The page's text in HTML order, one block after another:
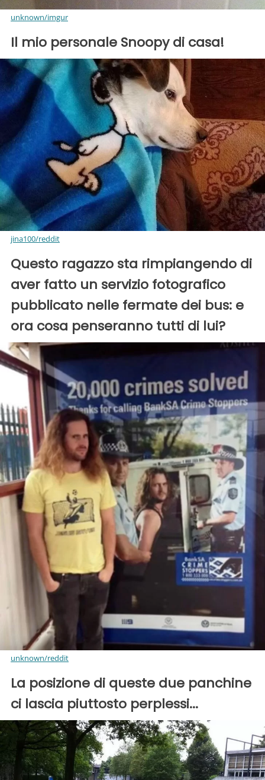
unknown/imgur
Il mio personale Snoopy di casa!
jina100/reddit
Questo ragazzo sta rimpiangendo di
aver fatto un servizio fotografico
pubblicato nelle fermate dei bus: e
ora cosa penseranno tutti di lui?
unknown/reddit
La posizione di queste due panchine
ci lascia piuttosto perplessi...